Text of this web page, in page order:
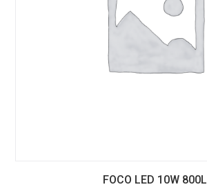
FOCO LED 10W 800L